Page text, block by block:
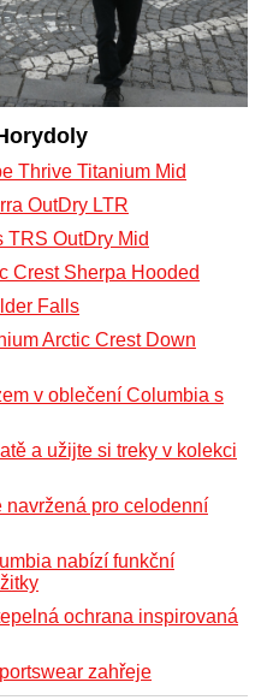
Thrive Titanium Mid
OutDry LTR
OutDry Mid
Crest Sherpa Hooded
Falls
Arctic Crest Down
v oblečení Columbia s
a užijte si treky v kolekci
navržená pro celodenní
nabízí funkční
ochrana inspirovaná
zahřeje